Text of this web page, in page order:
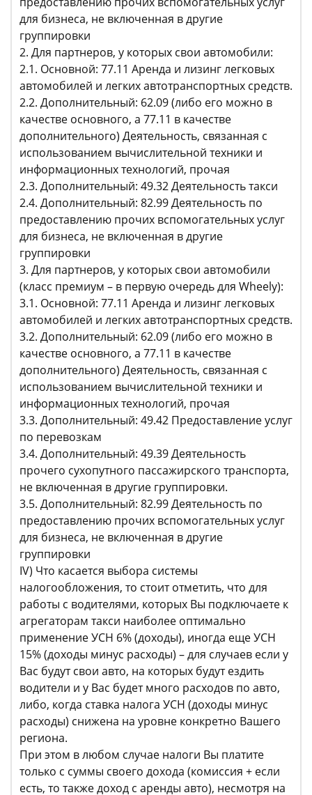
для бизнеса, не включенная в другие
группировки
2. Для партнеров, у которых свои автомобили:
2.1. Основной: 77.11 Аренда и лизинг легковых
автомобилей и легких автотранспортных средств.
2.2. Дополнительный: 62.09 (либо его можно в
качестве основного, а 77.11 в качестве
дополнительного) Деятельность, связанная с
использованием вычислительной техники и
информационных технологий, прочая
2.3. Дополнительный: 49.32 Деятельность такси
2.4. Дополнительный: 82.99 Деятельность по
предоставлению прочих вспомогательных услуг
для бизнеса, не включенная в другие
группировки
3. Для партнеров, у которых свои автомобили
(класс премиум – в первую очередь для Wheely):
3.1. Основной: 77.11 Аренда и лизинг легковых
автомобилей и легких автотранспортных средств.
3.2. Дополнительный: 62.09 (либо его можно в
качестве основного, а 77.11 в качестве
дополнительного) Деятельность, связанная с
использованием вычислительной техники и
информационных технологий, прочая
3.3. Дополнительный: 49.42 Предоставление услуг
по перевозкам
3.4. Дополнительный: 49.39 Деятельность
прочего сухопутного пассажирского транспорта,
не включенная в другие группировки.
3.5. Дополнительный: 82.99 Деятельность по
предоставлению прочих вспомогательных услуг
для бизнеса, не включенная в другие
группировки
IV) Что касается выбора системы
налогообложения, то стоит отметить, что для
работы с водителями, которых Вы подключаете к
агрегаторам такси наиболее оптимально
применение УСН 6% (доходы), иногда еще УСН
15% (доходы минус расходы) – для случаев если у
Вас будут свои авто, на которых будут ездить
водители и у Вас будет много расходов по авто,
либо, когда ставка налога УСН (доходы минус
расходы) снижена на уровне конкретно Вашего
региона.
При этом в любом случае налоги Вы платите
только с суммы своего дохода (комиссия + если
есть, то также доход с аренды авто), несмотря на